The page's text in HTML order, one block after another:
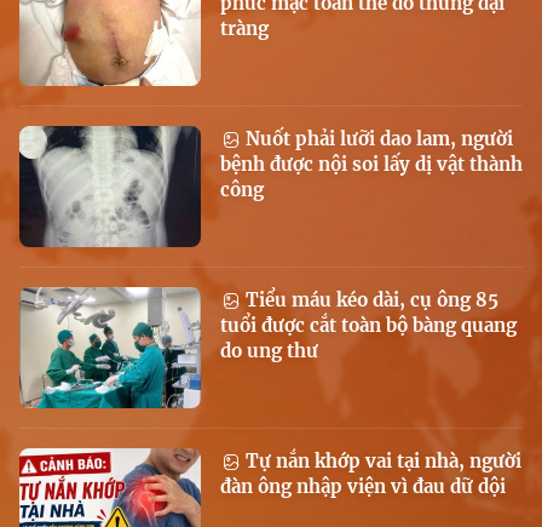
tràng
Nuốt phải lưỡi dao lam, người
bệnh được nội soi lấy dị vật thành
công
Tiểu máu kéo dài, cụ ông 85
tuổi được cắt toàn bộ bàng quang
do ung thư
Tự nắn khớp vai tại nhà, người
đàn ông nhập viện vì đau dữ dội